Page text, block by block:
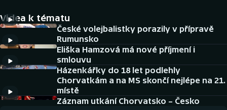
Cyklistika
DALŠÍ SPORTY
Americký fotbal
Baseball a softbal
NEPŘEHLÉDNĚTE
Soutěže
Videa k tématu
České volejbalistky porazily v přípravě
Rumunsko
Eliška Hamzová má nové příjmení i
smlouvu
Házenkářky do 18 let podlehly
Chorvatkám a na MS skončí nejlépe na 21.
místě
Záznam utkání Chorvatsko – Česko